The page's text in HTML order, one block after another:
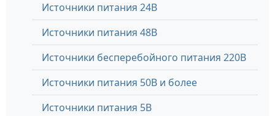
Источники питания 24В
Источники питания 48В
Источники бесперебойного питания 220В
Источники питания 50В и более
Источники питания 5В